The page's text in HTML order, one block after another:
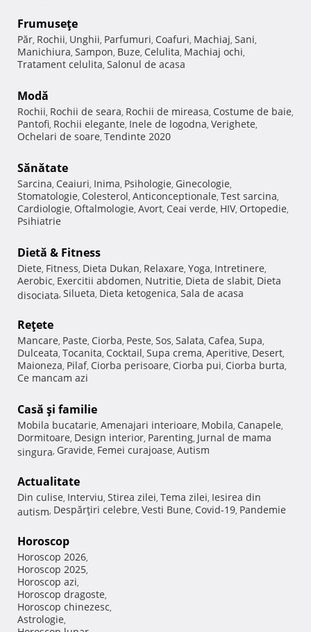
Frumuseţe
Păr, Rochii, Unghii, Parfumuri, Coafuri, Machiaj, Sani,
Manichiura, Sampon, Buze, Celulita, Machiaj ochi,
Tratament celulita, Salonul de acasa
Modă
Rochii, Rochii de seara, Rochii de mireasa, Costume de baie,
Pantofi, Rochii elegante, Inele de logodna, Verighete,
Ochelari de soare, Tendinte 2020
Sănătate
Sarcina, Ceaiuri, Inima, Psihologie, Ginecologie,
Stomatologie, Colesterol, Anticonceptionale, Test sarcina,
Cardiologie, Oftalmologie, Avort, Ceai verde, HIV, Ortopedie,
Psihiatrie
Dietă & Fitness
Diete, Fitness, Dieta Dukan, Relaxare, Yoga, Intretinere,
Aerobic, Exercitii abdomen, Nutritie, Dieta de slabit, Dieta
disociata, Silueta, Dieta ketogenica, Sala de acasa
Reţete
Mancare, Paste, Ciorba, Peste, Sos, Salata, Cafea, Supa,
Dulceata, Tocanita, Cocktail, Supa crema, Aperitive, Desert,
Maioneza, Pilaf, Ciorba perisoare, Ciorba pui, Ciorba burta,
Ce mancam azi
Casă şi familie
Mobila bucatarie, Amenajari interioare, Mobila, Canapele,
Dormitoare, Design interior, Parenting, Jurnal de mama
singura, Gravide, Femei curajoase, Autism
Actualitate
Din culise, Interviu, Stirea zilei, Tema zilei, Iesirea din
autism, Despărţiri celebre, Vesti Bune, Covid-19, Pandemie
Horoscop
Horoscop 2026,
Horoscop 2025,
Horoscop azi,
Horoscop dragoste,
Horoscop chinezesc,
Astrologie,